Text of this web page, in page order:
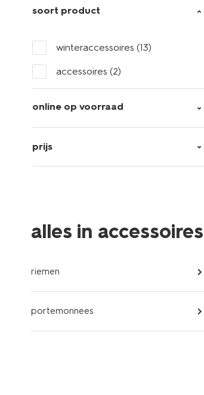
soort product
winteraccessoires (13)
accessoires (2)
online op voorraad
prijs
alles in accessoires
riemen
portemonnees